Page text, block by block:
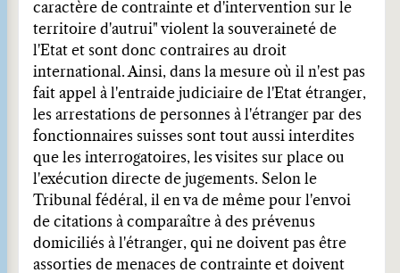
caractère de contrainte et d'intervention sur le
territoire d'autrui" violent la souveraineté de
l'Etat et sont donc contraires au droit
international. Ainsi, dans la mesure où il n'est pas
fait appel à l'entraide judiciaire de l'Etat étranger,
les arrestations de personnes à l'étranger par des
fonctionnaires suisses sont tout aussi interdites
que les interrogatoires, les visites sur place ou
l'exécution directe de jugements. Selon le
Tribunal fédéral, il en va de même pour l'envoi
de citations à comparaître à des prévenus
domiciliés à l'étranger, qui ne doivent pas être
assorties de menaces de contrainte et doivent